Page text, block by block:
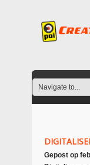
Gepost op